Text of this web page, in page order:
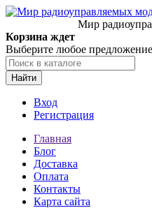
Мир
Корзина ждет
Выберите любое предложение
Найти
Вход
Регистрация
Главная
Блог
Доставка
Оплата
Контакты
Карта сайта